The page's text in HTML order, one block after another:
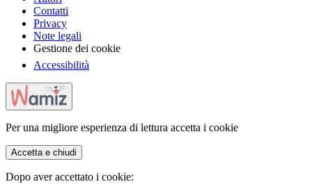
Contatti
Privacy
Note legali
Gestione dei cookie
Accessibilità
Per una migliore esperienza di lettura accetta i cookie
Accetta e chiudi
Dopo aver accettato i cookie: